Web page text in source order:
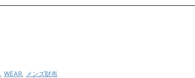
, WEAR, メンズ財布